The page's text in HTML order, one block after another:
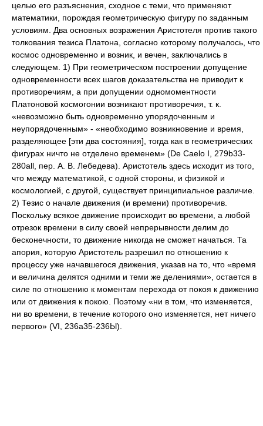
целью его разъяснения, сходное с теми, что применяют
математики, порождая геометрическую фигуру по заданным
условиям. Два основных возражения Аристотеля против такого
толкования тезиса Платона, согласно которому получалось, что
космос одновременно и возник, и вечен, заключались в
следующем. 1) При геометрическом построении допущение
одновременности всех шагов доказательства не приводит к
противоречиям, а при допущении одномоментности
Платоновой космогонии возникают противоречия, т. к.
«невозможно быть одновременно упорядоченным и
неупорядоченным» - «необходимо возникновение и время,
разделяющее [эти два состояния], тогда как в геометрических
фигурах ничто не отделено временем» (De Caelo I, 279b33-
280all, пер. А. В. Лебедева). Аристотель здесь исходит из того,
что между математикой, с одной стороны, и физикой и
космологией, с другой, существует принципиальное различие.
2) Тезис о начале движения (и времени) противоречив.
Поскольку всякое движение происходит во времени, а любой
отрезок времени в силу своей непрерывности делим до
бесконечности, то движение никогда не сможет начаться. Та
апория, которую Аристотель разрешил по отношению к
процессу уже начавшегося движения, указав на то, что «время
и величина делятся одними и теми же делениями», остается в
силе по отношению к моментам перехода от покоя к движению
или от движения к покою. Поэтому «ни в том, что изменяется,
ни во времени, в течение которого оно изменяется, нет ничего
первого» (VI, 236а35-236Ы).